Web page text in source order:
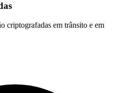
criptografadas em trânsito e em